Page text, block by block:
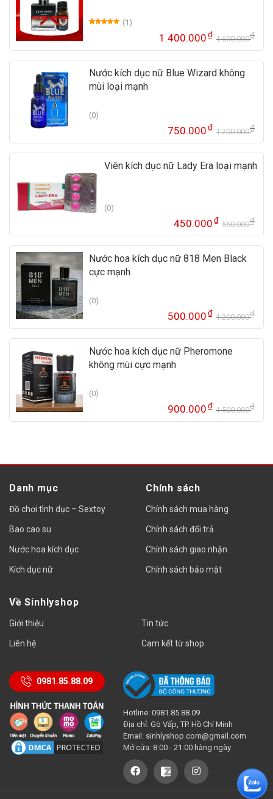
(1)
1.600.000₫
1.400.000₫
Nước kích dục nữ Blue Wizard không
mùi loại mạnh
(0)
1.200.000₫
là:
750.000₫
tại
Viên kích dục nữ Lady Era loại mạnh
(0)
550.000₫
450.000₫
Nước hoa kích dục nữ 818 Men Black
cực mạnh
(0)
1.200.000₫
500.000₫
Nước hoa kích dục nữ Pheromone
không mùi cực mạnh
(0)
1.500.000₫
900.000₫
Danh mục
Đồ chơi tình dục – Sextoy
Bao cao su
Nước hoa kích dục
Kích dục nữ
Chính sách
Chính sách mua hàng
Chính sách đổi trả
Chính sách giao nhận
Chính sách bảo mật
Về Sinhlyshop
Giới thiệu
Liên hệ
Tin tức
Cam kết từ shop
0981.85.88.09
Hotline: 0981.85.88.09
Địa chỉ: Gò Vấp, TP. Hồ Chí Minh
Email: sinhlyshop.com@gmail.com
Mở cửa: 8:00 - 21:00 hàng ngày